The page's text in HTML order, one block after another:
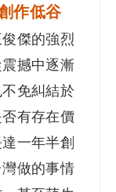
作低谷
傑的強烈
撼中逐漸
免糾結於
有存在價
一年半創
做的事情